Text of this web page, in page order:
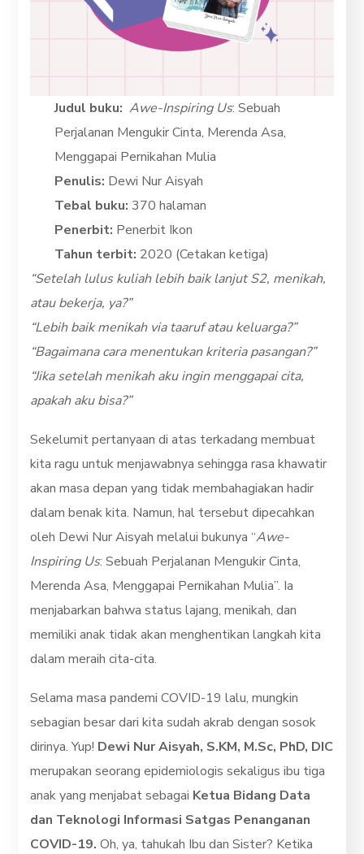
Judul buku: Awe-Inspiring Us: Sebuah
Perjalanan Mengukir Cinta, Merenda Asa,
Menggapai Pernikahan Mulia
Penulis: Dewi Nur Aisyah
Tebal buku: 370 halaman
Penerbit: Penerbit Ikon
Tahun terbit: 2020 (Cetakan ketiga)
“Setelah lulus kuliah lebih baik lanjut S2, menikah,
atau bekerja, ya?”
“Lebih baik menikah via taaruf atau keluarga?”
“Bagaimana cara menentukan kriteria pasangan?”
“Jika setelah menikah aku ingin menggapai cita,
apakah aku bisa?”
Sekelumit pertanyaan di atas terkadang membuat
kita ragu untuk menjawabnya sehingga rasa khawatir
akan masa depan yang tidak membahagiakan hadir
dalam benak kita. Namun, hal tersebut dipecahkan
oleh Dewi Nur Aisyah melalui bukunya “Awe-
Inspiring Us: Sebuah Perjalanan Mengukir Cinta,
Merenda Asa, Menggapai Pernikahan Mulia”. Ia
menjabarkan bahwa status lajang, menikah, dan
memiliki anak tidak akan menghentikan langkah kita
dalam meraih cita-cita.
Selama masa pandemi COVID-19 lalu, mungkin
sebagian besar dari kita sudah akrab dengan sosok
dirinya. Yup! Dewi Nur Aisyah, S.KM, M.Sc, PhD, DIC
merupakan seorang epidemiologis sekaligus ibu tiga
anak yang menjabat sebagai Ketua Bidang Data
dan Teknologi Informasi Satgas Penanganan
COVID-19. Oh, ya, tahukah Ibu dan Sister? Ketika